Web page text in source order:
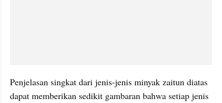
Penjelasan singkat dari jenis-jenis minyak zaitun diatas
dapat memberikan sedikit gambaran bahwa setiap jenis